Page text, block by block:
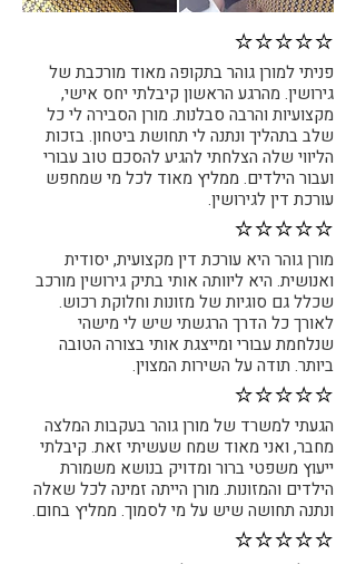
⭐⭐⭐⭐⭐
פניתי למורן גוהר בתקופה מאוד מורכבת של
גירושין. מהרגע הראשון קיבלתי יחס אישי,
מקצועיות והרבה סבלנות. מורן הסבירה לי כל
שלב בתהליך ונתנה לי תחושת ביטחון. בזכות
הליווי שלה הצלחתי להגיע להסכם טוב עבורי
ועבור הילדים. ממליץ מאוד לכל מי שמחפש
עורכת דין לגירושין.
⭐⭐⭐⭐⭐
מורן גוהר היא עורכת דין מקצועית, יסודית
ואנושית. היא ליוותה אותי בתיק גירושין מורכב
שכלל גם סוגיות של מזונות וחלוקת רכוש.
לאורך כל הדרך הרגשתי שיש לי מישהי
שנלחמת עבורי ומייצגת אותי בצורה הטובה
ביותר. תודה על השירות המצוין.
⭐⭐⭐⭐⭐
הגעתי למשרד של מורן גוהר בעקבות המלצה
מחבר, ואני מאוד שמח שעשיתי זאת. קיבלתי
ייעוץ משפטי ברור ומדויק בנושא משמורת
הילדים והמזונות. מורן הייתה זמינה לכל שאלה
ונתנה תחושה שיש על מי לסמוך. ממליץ בחום.
⭐⭐⭐⭐⭐